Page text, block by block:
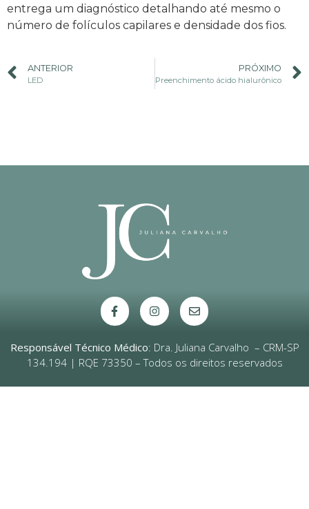
entrega um diagnóstico detalhando até mesmo o
número de folículos capilares e densidade dos fios.
ANTERIOR
LED
PRÓXIMO
Preenchimento ácido hialurônico
Responsável Técnico Médico: Dra. Juliana Carvalho – CRM-SP
134.194 | RQE 73350 – Todos os direitos reservados